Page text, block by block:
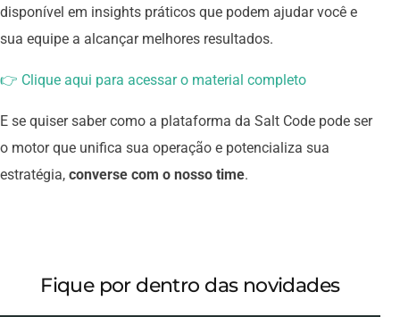
disponível em insights práticos que podem ajudar você e
sua equipe a alcançar melhores resultados.
👉 Clique aqui para acessar o material completo
E se quiser saber como a plataforma da Salt Code pode ser
o motor que unifica sua operação e potencializa sua
estratégia, converse com o nosso time.
Fique por dentro das novidades